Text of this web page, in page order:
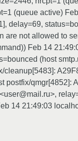
(queue active)
delay=69,
not allowed to
Feb 14
(host
cleanup[5483]:
qmgr[4852]:
14 21:49:03